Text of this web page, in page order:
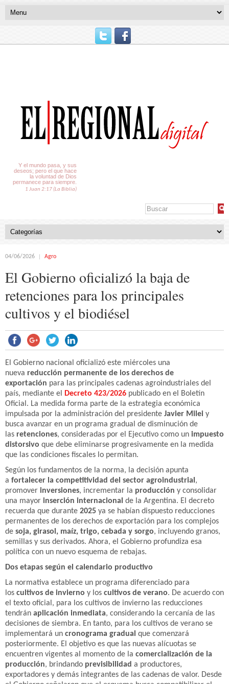
Y el mundo pasa, y sus
deseos; pero el que hace
la voluntad de Dios
permanece para siempre.
1 Juan 2:17 (La Biblia)
04/06/2026 Agro
El Gobierno oficializó la baja de
retenciones para los principales
cultivos y el biodiésel
El Gobierno nacional oficializó este miércoles una
nueva reducción permanente de los derechos de
exportación para las principales cadenas agroindustriales del
país, mediante el
Decreto 423/2026 publicado en el Boletín
Oficial. La medida forma parte de la estrategia económica
impulsada por la administración del presidente Javier Milei y
busca avanzar en un programa gradual de disminución de
las retenciones, consideradas por el Ejecutivo como un impuesto
distorsivo que debe eliminarse progresivamente en la medida
que las condiciones fiscales lo permitan.
Según los fundamentos de la norma, la decisión apunta
a fortalecer la competitividad del sector agroindustrial ,
promover inversiones, incrementar la producción y consolidar
una mayor inserción internacional de la Argentina. El decreto
recuerda que durante 2025 ya se habían dispuesto reducciones
permanentes de los derechos de exportación para los complejos
de soja, girasol, maíz, trigo, cebada y sorgo, incluyendo granos,
semillas y sus derivados. Ahora, el Gobierno profundiza esa
política con un nuevo esquema de rebajas.
Dos etapas según el calendario productivo
La normativa establece un programa diferenciado para
los cultivos de invierno y los cultivos de verano. De acuerdo con
el texto oficial, para los cultivos de invierno las reducciones
tendrán aplicación inmediata, considerando la cercanía de las
decisiones de siembra. En tanto, para los cultivos de verano se
implementará un cronograma gradual que comenzará
posteriormente. El objetivo es que las nuevas alícuotas se
encuentren vigentes al momento de la comercialización de la
producción, brindando previsibilidad a productores,
exportadores y demás integrantes de las cadenas de valor. Desde